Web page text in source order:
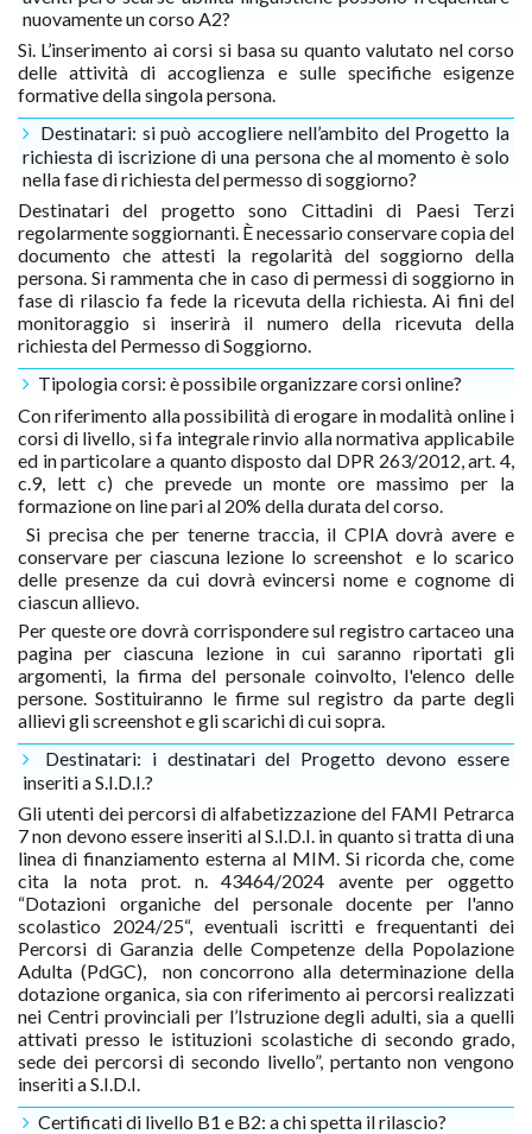
nuovamente un corso A2?
Sì. L’inserimento ai corsi si basa su quanto valutato nel corso
delle attività di accoglienza e sulle specifiche esigenze
formative della singola persona.
Destinatari: si può accogliere nell’ambito del Progetto la
richiesta di iscrizione di una persona che al momento è solo
nella fase di richiesta del permesso di soggiorno?
Destinatari del progetto sono Cittadini di Paesi Terzi
regolarmente soggiornanti. È necessario conservare copia del
documento che attesti la regolarità del soggiorno della
persona. Si rammenta che in caso di permessi di soggiorno in
fase di rilascio fa fede la ricevuta della richiesta. Ai fini del
monitoraggio si inserirà il numero della ricevuta della
richiesta del Permesso di Soggiorno.
Tipologia corsi: è possibile organizzare corsi online?
Con riferimento alla possibilità di erogare in modalità online i
corsi di livello, si fa integrale rinvio alla normativa applicabile
ed in particolare a quanto disposto dal DPR 263/2012, art. 4,
c.9, lett c) che prevede un monte ore massimo per la
formazione on line pari al 20% della durata del corso.
Si precisa che per tenerne traccia, il CPIA dovrà avere e
conservare per ciascuna lezione lo screenshot e lo scarico
delle presenze da cui dovrà evincersi nome e cognome di
ciascun allievo.
Per queste ore dovrà corrispondere sul registro cartaceo una
pagina per ciascuna lezione in cui saranno riportati gli
argomenti, la firma del personale coinvolto, l'elenco delle
persone. Sostituiranno le firme sul registro da parte degli
allievi gli screenshot e gli scarichi di cui sopra.
Destinatari: i destinatari del Progetto devono essere
inseriti a S.I.D.I.?
Gli utenti dei percorsi di alfabetizzazione del FAMI Petrarca
7 non devono essere inseriti al S.I.D.I. in quanto si tratta di una
linea di finanziamento esterna al MIM. Si ricorda che, come
cita la nota prot. n. 43464/2024 avente per oggetto
“Dotazioni organiche del personale docente per l'anno
scolastico 2024/25“, eventuali iscritti e frequentanti dei
Percorsi di Garanzia delle Competenze della Popolazione
Adulta (PdGC), non concorrono alla determinazione della
dotazione organica, sia con riferimento ai percorsi realizzati
nei Centri provinciali per l’Istruzione degli adulti, sia a quelli
attivati presso le istituzioni scolastiche di secondo grado,
sede dei percorsi di secondo livello”, pertanto non vengono
inseriti a S.I.D.I.
Certificati di livello B1 e B2: a chi spetta il rilascio?